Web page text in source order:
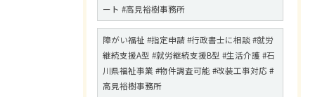
ート #高見裕樹事務所
障がい福祉 #指定申請 #行政書士に相談 #就労
継続支援A型 #就労継続支援B型 #生活介護 #石
川県福祉事業 #物件調査可能 #改装工事対応 #
高見裕樹事務所